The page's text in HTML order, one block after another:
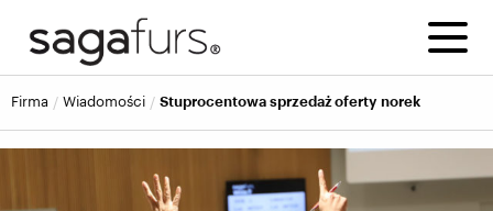
firma wiadomości Stuprocentowa sprzedaż oferty norek